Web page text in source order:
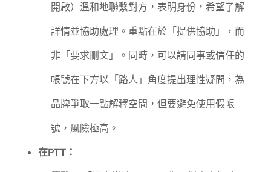
開啟）溫和地聯繫對方，表明身份，希望了解
詳情並協助處理。重點在於「提供協助」，而
非「要求刪文」。同時，可以請同事或信任的
帳號在下方以「路人」角度提出理性疑問，為
品牌爭取一點解釋空間，但要避免使用假帳
號，風險極高。
在PTT：